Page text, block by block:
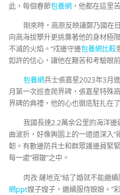
此，每個春節包養網 ，他都在這里
剛來時，高原反映讓鄭乃國在
向高海拔攀升更挑釁著他的身材極
不滅的火焰。“戍邊守邊包養網比較
如許的信心，讓他在艱苦和考驗眼
包養網兵士張嘉星2023年3月
月第一次巡查爬界碑，張嘉星特殊
界碑的典禮，他的心也徹底駐扎在
我國長達2.2萬余公里的海洋
曲波折，好像輿圖上的一道道深入
韌。有數邊防兵士和群眾護邊員緊
每一處“褶皺”之中。
肉孜·薩地克“結了婚就不能繼
網ppt嫂子嫂子，繼續服侍娘娘。”